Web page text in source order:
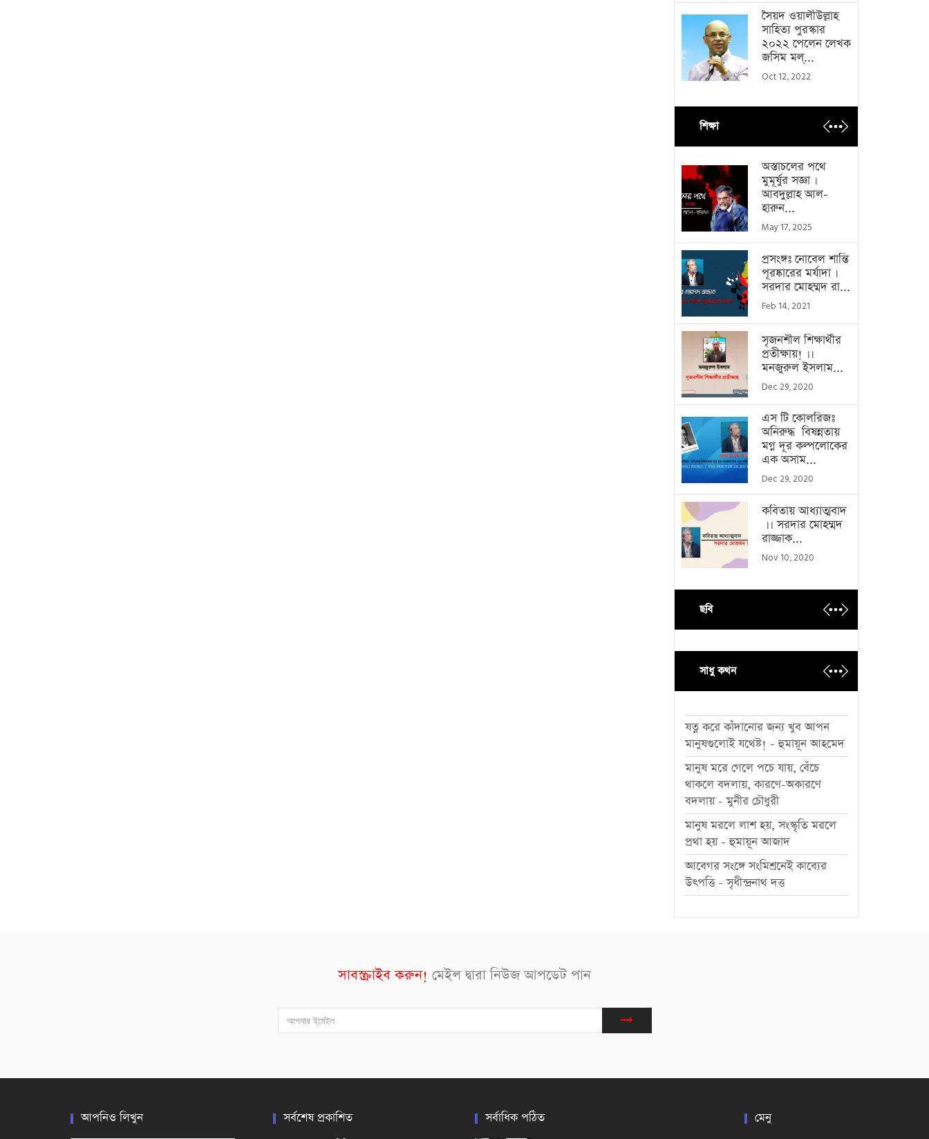
সৈয়দ ওয়ালীউল্লাহ
সাহিত্য পুরস্কার
২০২২ পেলেন লেখক
জসিম মল্...
Oct 12, 2022
শিক্ষা
অস্তাচলের পথে
মুমূর্ষুর সজ্ঞা ।
আবদুল্লাহ আল-
হারুন...
May 17, 2025
প্রসংঙ্গঃ নোবেল শান্তি
পূরষ্কারের মর্যাদা ।
সরদার মোহম্মদ রা...
Feb 14, 2021
সৃজনশীল শিক্ষার্থীর
প্রতীক্ষায়! ।।
মনজুরুল ইসলাম...
Dec 29, 2020
এস টি কোলরিজঃ
অনিরুদ্ধ বিষন্নতায়
মগ্ন দূর কল্পলোকের
এক অসাম...
Dec 29, 2020
কবিতায় আধ্যাত্মবাদ
।। সরদার মোহম্মদ
রাজ্জাক...
Nov 10, 2020
ছবি
সাধু কথন
যত্ন করে কাঁদানোর জন্য খুব আপন
মানুষগুলোই যথেষ্ট! - হুমায়ূন আহমেদ
মানুষ মরে গেলে পচে যায়, বেঁচে
থাকলে বদলায়, কারণে-অকারণে
বদলায় - মুনীর চৌধুরী
মানুষ মরলে লাশ হয়, সংস্কৃতি মরলে
প্রথা হয় - হুমায়ূন আজাদ
আবেগর সংঙ্গে সংমিশ্রনেই কাব্যের
উৎপত্তি - সৃধীন্দ্রনাথ দত্ত
সাবস্ক্রাইব করুন! মেইল দ্বারা নিউজ আপডেট পান
আপনিও লিখুন সর্বশেষ প্রকাশিত সর্বাধিক পঠিত মেনু